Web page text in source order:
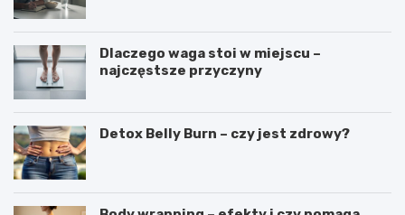
Dlaczego waga stoi w miejscu –
najczęstsze przyczyny
Detox Belly Burn – czy jest zdrowy?